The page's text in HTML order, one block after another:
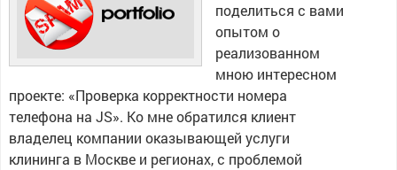
поделиться с вами
опытом о
реализованном
мною интересном
проекте: «Проверка корректности номера
телефона на JS». Ко мне обратился клиент
владелец компании оказывающей услуги
клининга в Москве и регионах, с проблемой